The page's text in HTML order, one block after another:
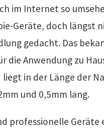
im Internet so
Geräte, doch längst
gedacht. Das
die Anwendung zu
in der Länge der
und 0,5mm lang.
professionelle